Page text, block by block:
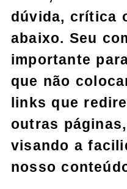
dúvida, crítica
abaixo. Seu
importante
que não
links que
outras
visando a
nosso